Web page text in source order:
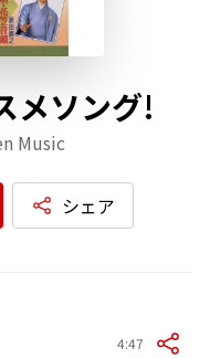
メソング!
Music
シェア
4:47